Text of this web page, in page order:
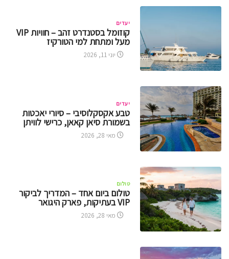
יעדים
קוזומל בסטנדרט זהב – חוויות VIP
מעל ומתחת למי הטורקיז
יוני 11, 2026
יעדים
טבע אקסקלוסיבי – סיורי יאכטות
בשמורת סיאן קאאן, כרישי לוויתן
מאי 28, 2026
טולום
טולום ביום אחד – המדריך לביקור
VIP בעתיקות, פארק היגואר
מאי 28, 2026